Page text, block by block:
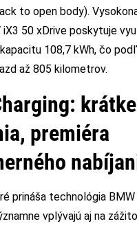
to open body).
iX3 50 xDrive poskytuje
108,7 kWh, čo
až 805 kilometrov.
premiéra
prináša technológia
vplývajú aj na